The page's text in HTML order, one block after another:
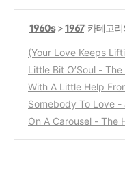
'1960s>1967' 카테고
(Your Love Keeps
gher - Jackie Wilson
Little Bit O’Soul -
7
(0)
With A Little Help
atles / 1967
(0)
Somebody To Love
967
(0)
On A Carousel - The